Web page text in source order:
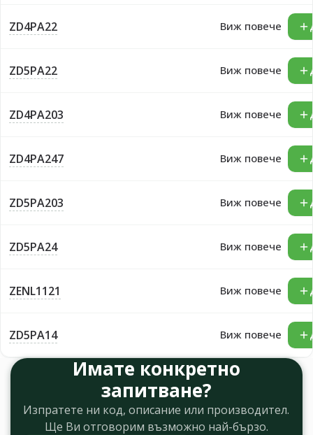
ZD4PA22 Виж повече
ZD5PA22 Виж повече
ZD4PA203 Виж повече
ZD4PA247 Виж повече
ZD5PA203 Виж повече
ZD5PA24 Виж повече
ZENL1121 Виж повече
ZD5PA14 Виж повече
Имате конкретно
запитване?
Изпратете ни код, описание или производител.
Ще Ви отговорим възможно най-бързо.